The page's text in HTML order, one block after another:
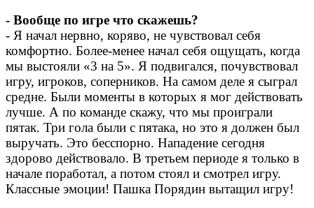
- Вообще по игре что скажешь?
- Я начал нервно, коряво, не чувствовал себя
комфортно. Более-менее начал себя ощущать, когда
мы выстояли «3 на 5». Я подвигался, почувствовал
игру, игроков, соперников. На самом деле я сыграл
средне. Были моменты в которых я мог действовать
лучше. А по команде скажу, что мы проиграли
пятак. Три гола были с пятака, но это я должен был
выручать. Это бесспорно. Нападение сегодня
здорово действовало. В третьем периоде я только в
начале поработал, а потом стоял и смотрел игру.
Классные эмоции! Пашка Порядин вытащил игру!